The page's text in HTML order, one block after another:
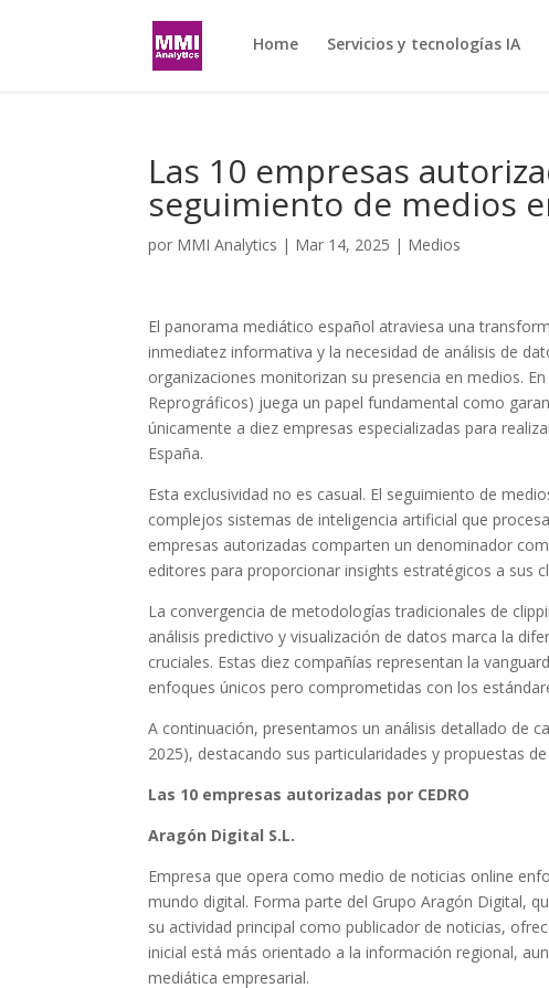
Home Servicios y tecnologías IA
Las 10 empresas
seguimiento de medios
por MMI Analytics | Mar 14, 2025 | Medios
El panorama mediático español atraviesa una
inmediatez informativa y la necesidad de análisis de
organizaciones monitorizan su presencia en medios.
Reprográficos) juega un papel fundamental como
únicamente a diez empresas especializadas para
España.
Esta exclusividad no es casual. El seguimiento de
complejos sistemas de inteligencia artificial que
empresas autorizadas comparten un denominador
editores para proporcionar insights estratégicos a sus
La convergencia de metodologías tradicionales de
análisis predictivo y visualización de datos marca la
cruciales. Estas diez compañías representan la
enfoques únicos pero comprometidas con los
A continuación, presentamos un análisis detallado de
2025), destacando sus particularidades y propuestas
Las 10 empresas autorizadas por CEDRO
Aragón Digital S.L.
Empresa que opera como medio de noticias online
mundo digital. Forma parte del Grupo Aragón Digital,
su actividad principal como publicador de noticias,
inicial está más orientado a la información regional,
mediática empresarial.